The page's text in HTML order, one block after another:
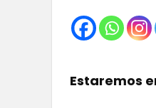
Estaremos